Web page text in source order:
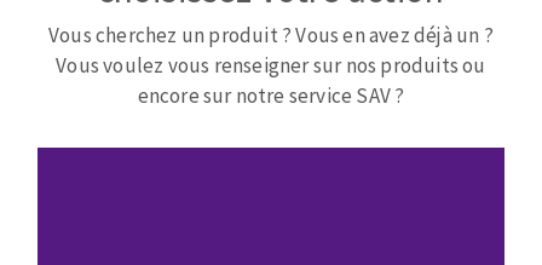
Nettoyage
Mèches
Fraises carbure
Fers et plaquettes
Lames de scie à ruban
ABRASIFS APPLIQUÉS
Disques auto-agrippant
Vous cherchez un produit ? Vous en avez déjà un ?
Vous voulez vous renseigner sur nos produits ou
encore sur notre service SAV ?